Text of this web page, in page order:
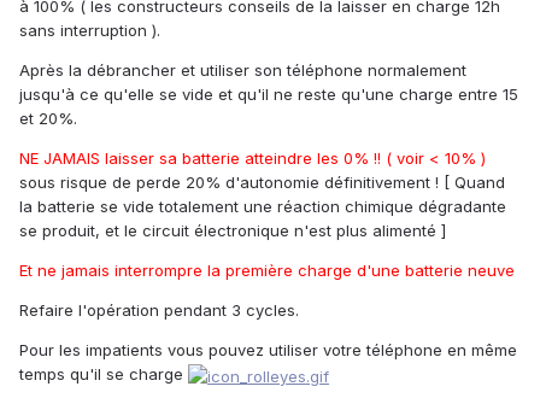
à 100% ( les constructeurs conseils de la laisser en charge 12h
sans interruption ).
Après la débrancher et utiliser son téléphone normalement
jusqu'à ce qu'elle se vide et qu'il ne reste qu'une charge entre 15
et 20%.
NE JAMAIS laisser sa batterie atteindre les 0% !! ( voir < 10% )
sous risque de perde 20% d'autonomie définitivement ! [ Quand
la batterie se vide totalement une réaction chimique dégradante
se produit, et le circuit électronique n'est plus alimenté ]
Et ne jamais interrompre la première charge d'une batterie neuve
Refaire l'opération pendant 3 cycles.
Pour les impatients vous pouvez utiliser votre téléphone en même
temps qu'il se charge